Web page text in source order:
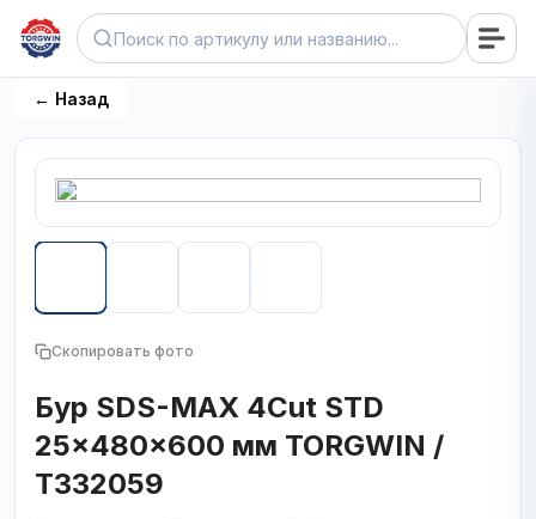
← Назад
Скопировать фото
Бур SDS-MAX 4Cut STD
25x480x600 мм TORGWIN /
T332059